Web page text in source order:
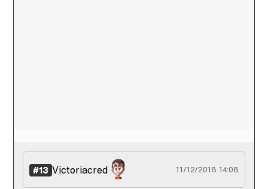
#13 Victoriacred 11/12/2018 14:08